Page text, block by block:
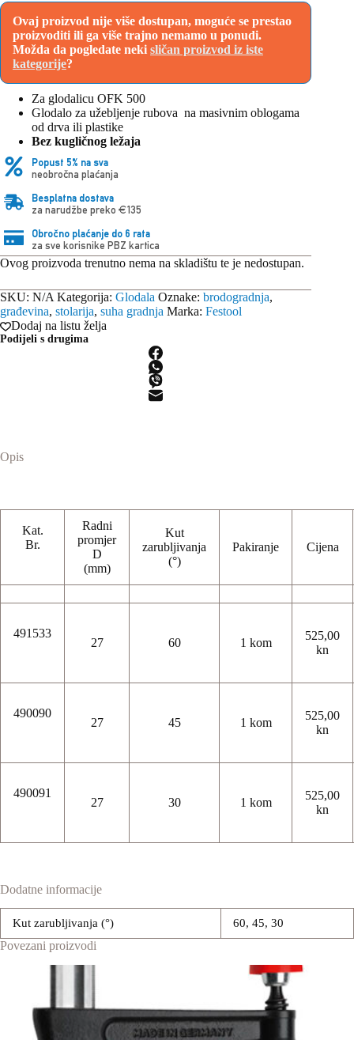
Ovaj proizvod nije više dostupan, moguće se prestao
proizvoditi ili ga više trajno nemamo u ponudi.
Možda da pogledate neki sličan proizvod iz iste
kategorije?
Za glodalicu OFK 500
Glodalo za užebljenje rubova na masivnim oblogama
od drva ili plastike
Bez kugličnog ležaja
Popust 5% na sva
neobročna plaćanja
Besplatna dostava
za narudžbe preko €135
Obročno plaćanje do 6 rata
za sve korisnike PBZ kartica
Ovog proizvoda trenutno nema na skladištu te je nedostupan.
SKU: N/A Kategorija: Glodala Oznake: brodogradnja,
građevina, stolarija, suha gradnja Marka: Festool
Dodaj na listu želja
Podijeli s drugima
Opis
Kat.
Br.
Radni
promjer
D
(mm)
Kut
zarubljivanja
(°)
Pakiranje Cijena
491533
27 60 1 kom
525,00
kn
490090
27 45 1 kom
525,00
kn
490091
27 30 1 kom
525,00
kn
Dodatne informacije
Kut zarubljivanja (°) 60, 45, 30
Povezani proizvodi